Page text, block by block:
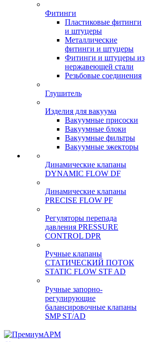
Фитинги
Пластиковые фитинги
и штуцеры
Металлические
фитинги и штуцеры
Фитинги и штуцеры из
нержавеющей стали
Резьбовые соединения
Глушитель
Изделия для вакуума
Вакуумные присоски
Вакуумные блоки
Вакуумные фильтры
Вакуумные эжекторы
Динамические клапаны
DYNAMIC FLOW DF
Динамические клапаны
PRECISE FLOW PF
Регуляторы перепада
давления PRESSURE
CONTROL DPR
Ручные клапаны
СТАТИЧЕСКИЙ ПОТОК
STATIC FLOW STF AD
Ручные запорно-
регулирующие
балансировочные клапаны
SMP ST/AD